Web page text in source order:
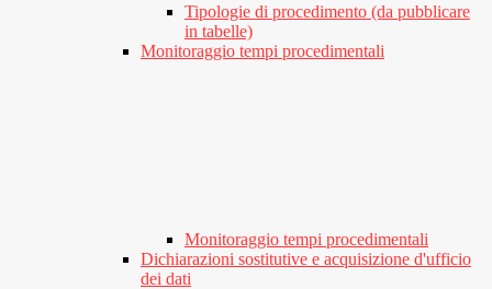
Tipologie di procedimento (da pubblicare
in tabelle)
Monitoraggio tempi procedimentali
Monitoraggio tempi procedimentali
Dichiarazioni sostitutive e acquisizione d'ufficio
dei dati